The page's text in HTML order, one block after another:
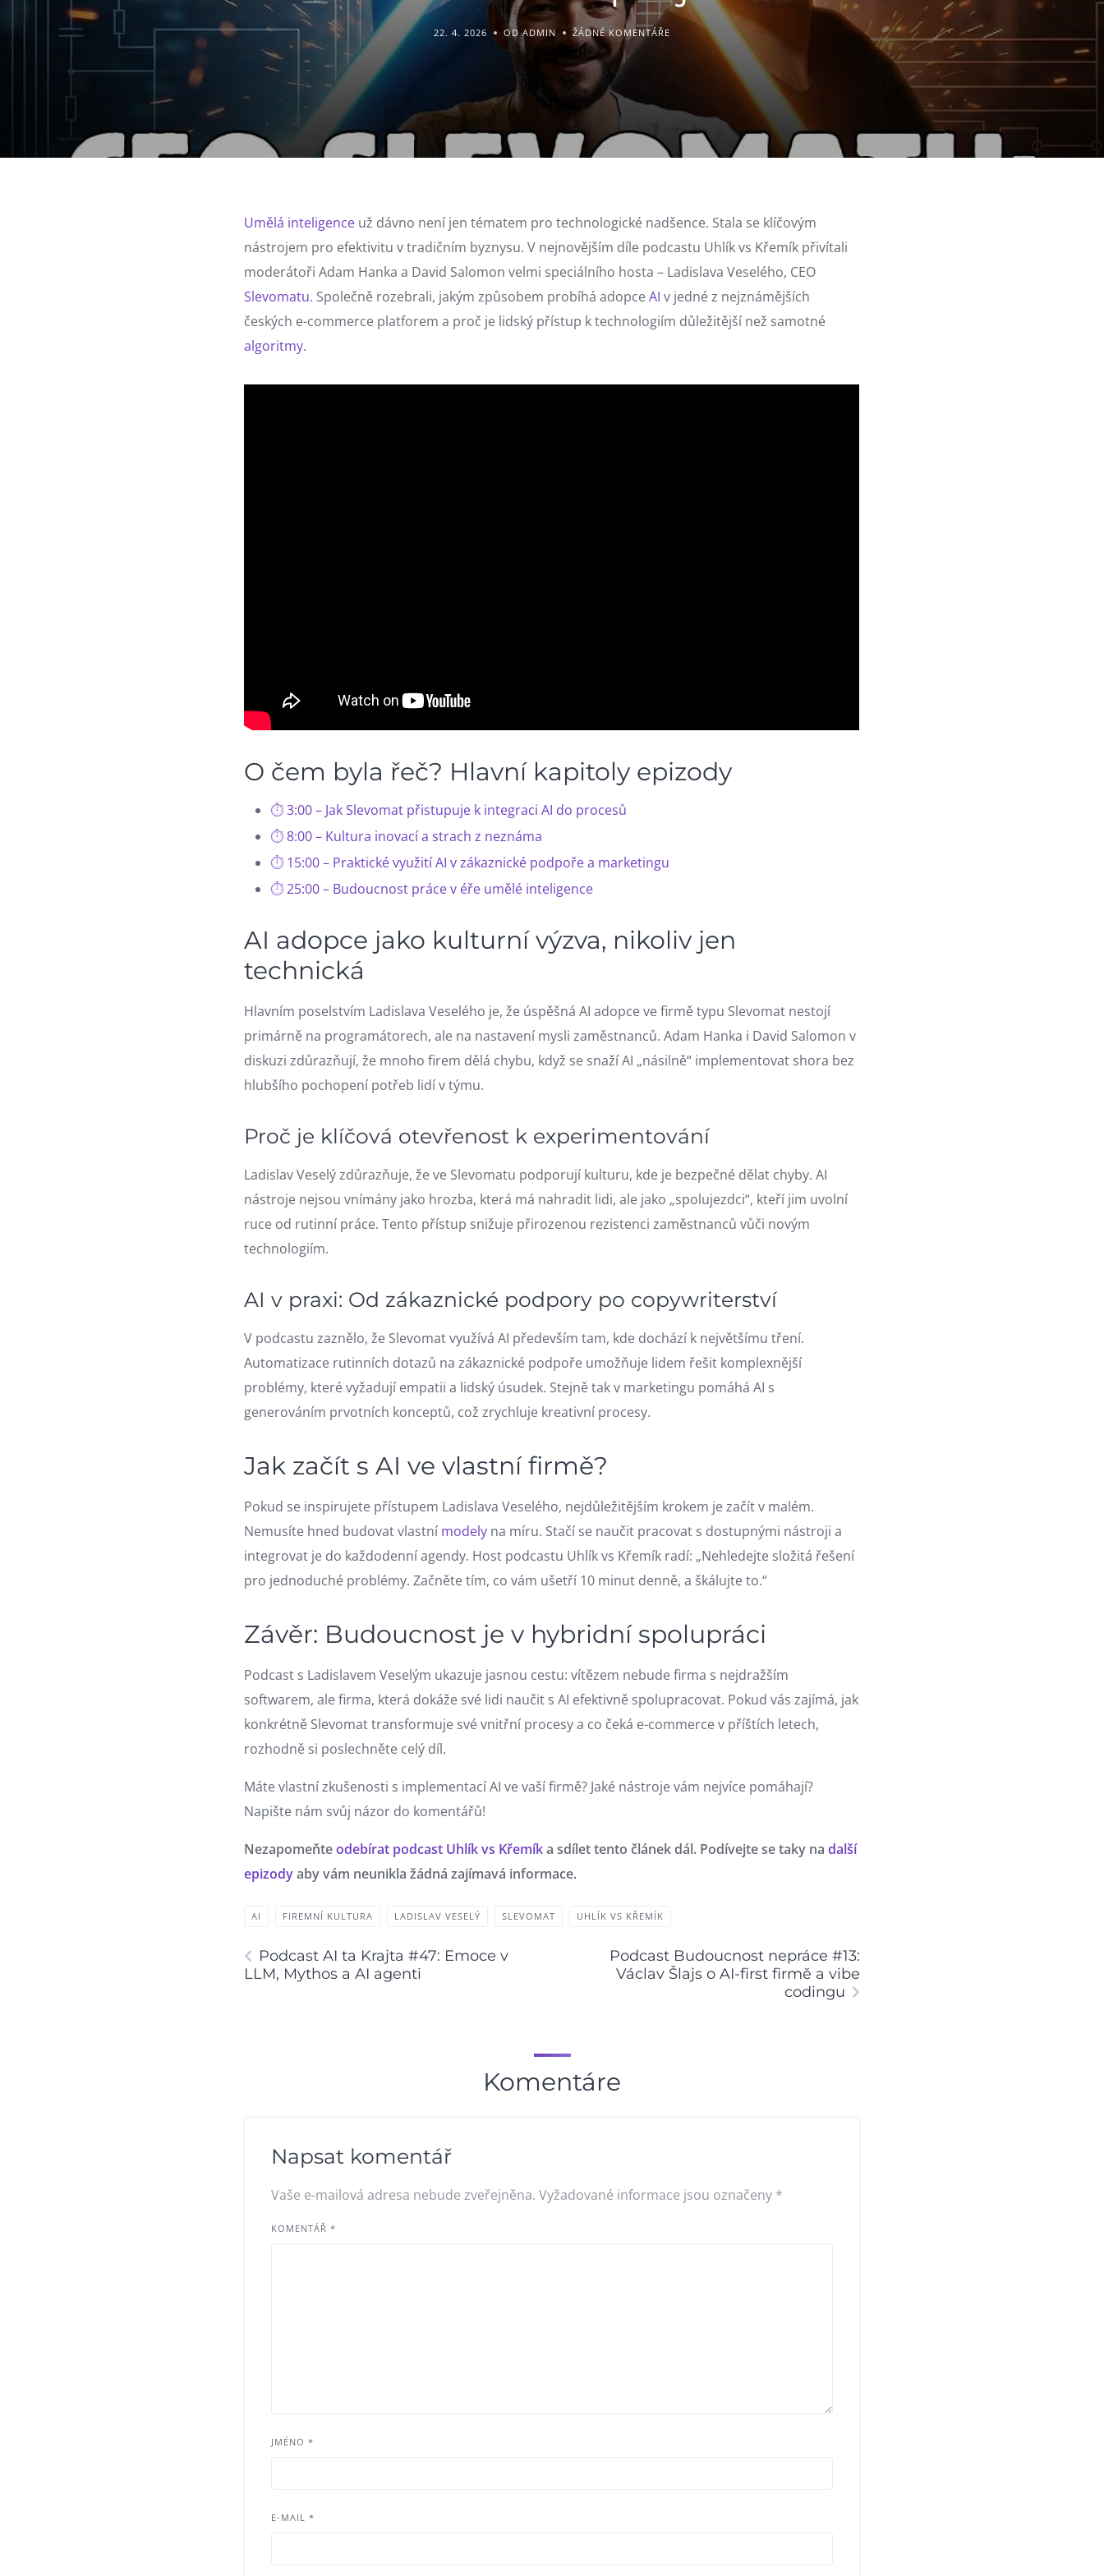
22. 4. 2026 OD ADMIN ŽÁDNÉ KOMENTÁŘE
Umělá inteligence už dávno není jen tématem pro technologické nadšence. Stala se klíčovým
nástrojem pro efektivitu v tradičním byznysu. V nejnovějším díle podcastu Uhlík vs Křemík přivítali
moderátoři Adam Hanka a David Salomon velmi speciálního hosta – Ladislava Veselého, CEO
Slevomatu. Společně rozebrali, jakým způsobem probíhá adopceAI v jedné z nejznámějších
českých e-commerce platforem a proč je lidský přístup k technologiím důležitější než samotné
algoritmy.
O čem byla řeč? Hlavní kapitoly epizody
3:00 – Jak Slevomat přistupuje k integraci AI do procesů
8:00 – Kultura inovací a strach z neznáma
15:00 – Praktické využití AI v zákaznické podpoře a marketingu
25:00 – Budoucnost práce v éře umělé inteligence
AI adopce jako kulturní výzva, nikoliv jen
technická
Hlavním poselstvím Ladislava Veselého je, že úspěšná AI adopce ve firmě typu Slevomat nestojí
primárně na programátorech, ale na nastavení mysli zaměstnanců. Adam Hanka i David Salomon v
diskuzi zdůrazňují, že mnoho firem dělá chybu, když se snaží AI „násilně“ implementovat shora bez
hlubšího pochopení potřeb lidí v týmu.
Proč je klíčová otevřenost k experimentování
Ladislav Veselý zdůrazňuje, že ve Slevomatu podporují kulturu, kde je bezpečné dělat chyby. AI
nástroje nejsou vnímány jako hrozba, která má nahradit lidi, ale jako „spolujezdci“, kteří jim uvolní
ruce od rutinní práce. Tento přístup snižuje přirozenou rezistenci zaměstnanců vůči novým
technologiím.
AI v praxi: Od zákaznické podpory po copywriterství
V podcastu zaznělo, že Slevomat využívá AI především tam, kde dochází k největšímu tření.
Automatizace rutinních dotazů na zákaznické podpoře umožňuje lidem řešit komplexnější
problémy, které vyžadují empatii a lidský úsudek. Stejně tak v marketingu pomáhá AI s
generováním prvotních konceptů, což zrychluje kreativní procesy.
Jak začít s AI ve vlastní firmě?
Pokud se inspirujete přístupem Ladislava Veselého, nejdůležitějším krokem je začít v malém.
Nemusíte hned budovat vlastní modely na míru. Stačí se naučit pracovat s dostupnými nástroji a
integrovat je do každodenní agendy. Host podcastu Uhlík vs Křemík radí: „Nehledejte složitá řešení
pro jednoduché problémy. Začněte tím, co vám ušetří 10 minut denně, a škálujte to.“
Závěr: Budoucnost je v hybridní spolupráci
Podcast s Ladislavem Veselým ukazuje jasnou cestu: vítězem nebude firma s nejdražším
softwarem, ale firma, která dokáže své lidi naučit s AI efektivně spolupracovat. Pokud vás zajímá, jak
konkrétně Slevomat transformuje své vnitřní procesy a co čeká e-commerce v příštích letech,
rozhodně si poslechněte celý díl.
Máte vlastní zkušenosti s implementací AI ve vaší firmě? Jaké nástroje vám nejvíce pomáhají?
Napište nám svůj názor do komentářů!
Nezapomeňteodebírat podcast Uhlík vs Křemíka sdílet tento článek dál. Podívejte se taky nadalší
epizodyaby vám neunikla žádná zajímavá informace.
AI FIREMNÍ KULTURA LADISLAV VESELÝ SLEVOMAT UHLÍK VS KŘEMÍK
Podcast AI ta Krajta #47: Emoce v
LLM, Mythos a AI agenti
Podcast Budoucnost nepráce #13:
Václav Šlajs o AI-first firmě a vibe
codingu
Komentáre
Napsat komentář
Vaše e-mailová adresa nebude zveřejněna. Vyžadované informace jsou označeny *
KOMENTÁŘ*
JMÉNO*
E-MAIL*